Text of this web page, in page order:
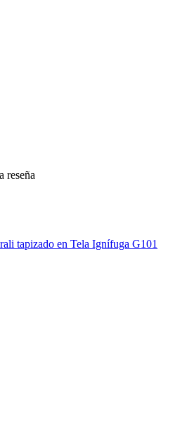
reseña